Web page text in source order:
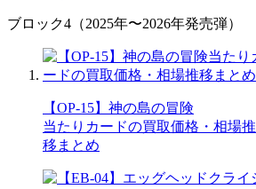
ブロック4（2025年〜2026年発売弾）
【OP-15】神の島の冒険
当たりカードの買取価格・相場推
移まとめ